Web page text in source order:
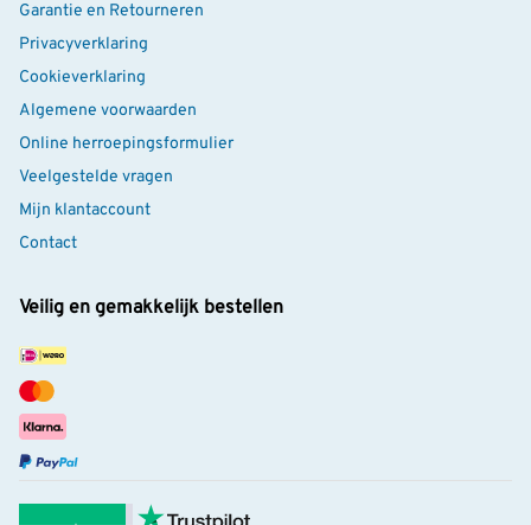
Garantie en Retourneren
Privacyverklaring
Cookieverklaring
Algemene voorwaarden
Online herroepingsformulier
Veelgestelde vragen
Mijn klantaccount
Contact
Veilig en gemakkelijk bestellen